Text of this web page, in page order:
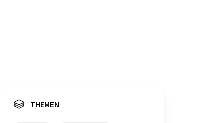
THEMEN